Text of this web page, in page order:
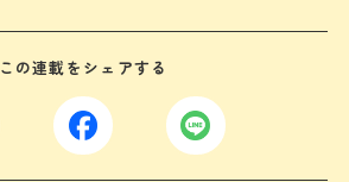
この連載をシェアする